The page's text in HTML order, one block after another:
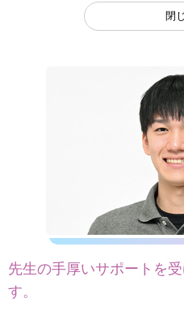
閉
先生の手厚いサポートを
す。